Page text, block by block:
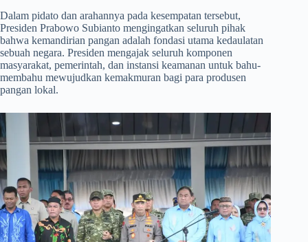
​Dalam pidato dan arahannya pada kesempatan tersebut,
Presiden Prabowo Subianto mengingatkan seluruh pihak
bahwa kemandirian pangan adalah fondasi utama kedaulatan
sebuah negara. Presiden mengajak seluruh komponen
masyarakat, pemerintah, dan instansi keamanan untuk bahu-
membahu mewujudkan kemakmuran bagi para produsen
pangan lokal.